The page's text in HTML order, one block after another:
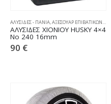
ΑΛΥΣΙΔΕΣ - ΠΑΝΙΑ,ΑΞΕΣΟΥΑΡ ΕΠΙΒΑΤΙΚΩΝ,
ΑΛΥΣΙΔΕΣ ΧΙΟΝΙΟΥ HUSKY 4×4
No 240 16mm
90 €